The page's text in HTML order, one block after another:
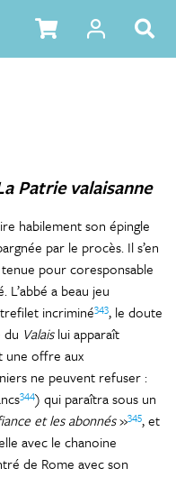
TABLE DES MATIÈRES
Patrie valaisanne
habilement son épingle
par le procès. Il s’en
pour coresponsable
L’abbé a beau jeu
incriminé343, le doute
du Valaislui apparaît
une offre aux
ne peuvent refuser :
344) qui paraîtra sous un
et les abonnés»345, et
avec le chanoine
de Rome avec son